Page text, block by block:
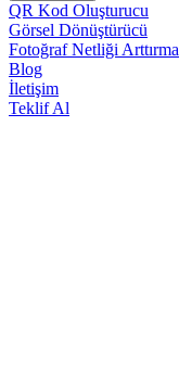
QR Kod Oluşturucu
Görsel Dönüştürücü
Fotoğraf Netliği Arttırma
Blog
İletişim
Teklif Al